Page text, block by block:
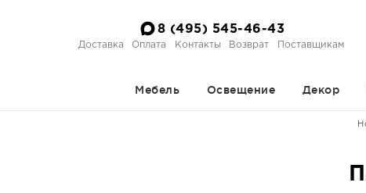
8 (495) 545-46-43
Доставка Оплата Контакты Возврат Поставщикам
Мебель Освещение Декор